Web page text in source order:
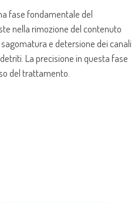
fase fondamentale del
nella rimozione del contenuto
e detersione dei canali
La precisione in questa fase
del trattamento.